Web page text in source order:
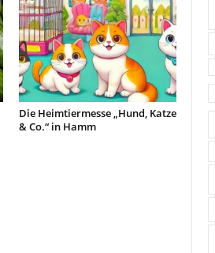
Die Heimtiermesse „Hund, Katze
& Co.“ in Hamm